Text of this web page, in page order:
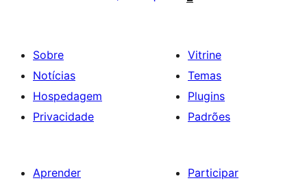
Sobre
Notícias
Hospedagem
Privacidade
Vitrine
Temas
Plugins
Padrões
Aprender
Participar